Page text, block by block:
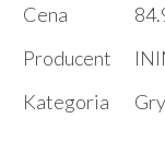
Cena
Producent
Kategoria